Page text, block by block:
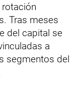
Tras meses
del capital se
a
segmentos del